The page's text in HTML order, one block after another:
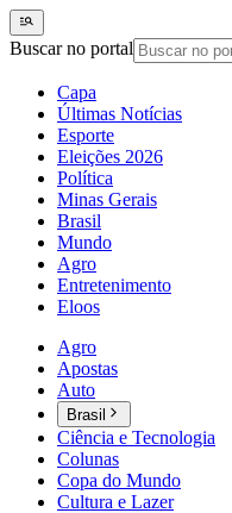
Buscar no portal
Capa
Últimas Notícias
Esporte
Eleições 2026
Política
Minas Gerais
Brasil
Mundo
Agro
Entretenimento
Eloos
Agro
Apostas
Auto
Brasil
Ciência e Tecnologia
Colunas
Copa do Mundo
Cultura e Lazer